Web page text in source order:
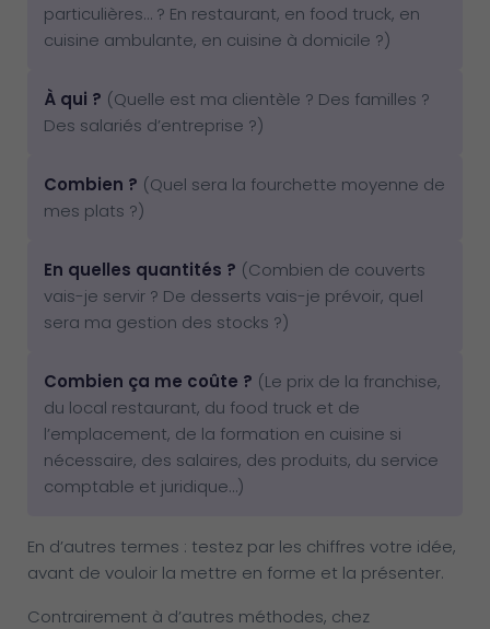
particulières… ? En restaurant, en food truck, en
cuisine ambulante, en cuisine à domicile ?)
À qui ? (Quelle est ma clientèle ? Des familles ?
Des salariés d’entreprise ?)
Combien ? (Quel sera la fourchette moyenne de
mes plats ?)
En quelles quantités ? (Combien de couverts
vais-je servir ? De desserts vais-je prévoir, quel
sera ma gestion des stocks ?)
Combien ça me coûte ? (Le prix de la franchise,
du local restaurant, du food truck et de
l’emplacement, de la formation en cuisine si
nécessaire, des salaires, des produits, du service
comptable et juridique…)
En d’autres termes : testez par les chiffres votre idée,
avant de vouloir la mettre en forme et la présenter.
Contrairement à d’autres méthodes, chez